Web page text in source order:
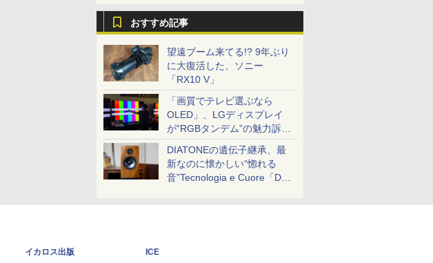
おすすめ記事
望遠ブーム来てる!? 9年ぶり
に大復活した、ソニー
「RX10 V」
「画質でテレビ選ぶなら
OLED」、LGディスプレイ
が“RGBタンデム”の魅力訴
求。液晶とのガチ比較も
DIATONEの遺伝子継承、最
新なのに懐かしい“惚れる
音”Tecnologia e Cuore「DS-
イカロス出版
ICE